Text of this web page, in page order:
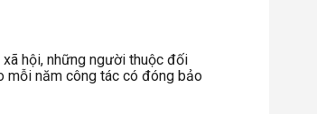
hội, những người thuộc đối
năm công tác có đóng bảo